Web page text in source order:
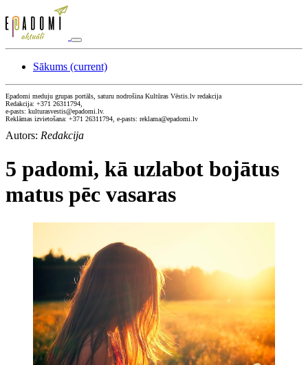
Sākums (current)
Epadomi meduju grupas portāls, saturu nodrošina Kultūras Vēstis.lv redakcija
Redakcija: +371 26311794,
e-pasts: kulturasvestis@epadomi.lv.
Reklāmas izvietošana: +371 26311794, e-pasts: reklama@epadomi.lv
Autors: Redakcija
5 padomi, kā uzlabot bojātus
matus pēc vasaras